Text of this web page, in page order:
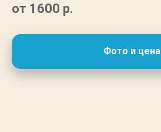
от 1600 р.
Фото и цена